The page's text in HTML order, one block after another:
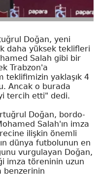
Doğan, yeni
daha yüksek teklifleri
Salah gibi bir
Trabzon'a
teklifimizin yaklaşık 4
Ancak o burada
tercih etti" dedi.
Doğan, bordo-
Salah'ın imza
ilişkin önemli
dünya futbolunun en
vurgulayan Doğan,
imza töreninin uzun
benzerinin